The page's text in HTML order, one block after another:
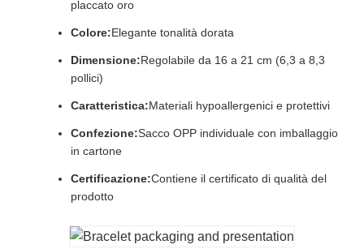
placcato oro
Colore:Elegante tonalità dorata
Dimensione:Regolabile da 16 a 21 cm (6,3 a 8,3
pollici)
Caratteristica:Materiali hypoallergenici e protettivi
Confezione:Sacco OPP individuale con imballaggio
in cartone
Certificazione:Contiene il certificato di qualità del
prodotto